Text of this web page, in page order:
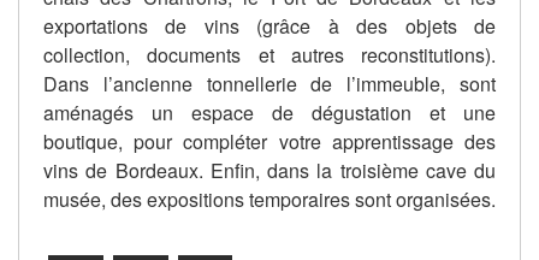
exportations de vins (grâce à des objets de
collection, documents et autres reconstitutions).
Dans l’ancienne tonnellerie de l’immeuble, sont
aménagés un espace de dégustation et une
boutique, pour compléter votre apprentissage des
vins de Bordeaux. Enfin, dans la troisième cave du
musée, des expositions temporaires sont organisées.